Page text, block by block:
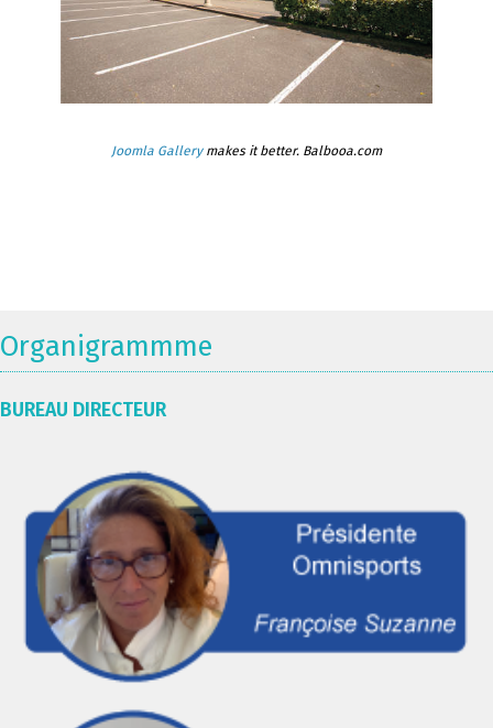
Joomla Gallerymakes it better. Balbooa.com
Organigrammme
BUREAU DIRECTEUR